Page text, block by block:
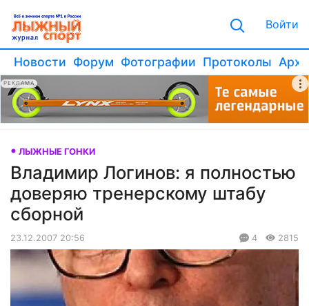
Войти
Новости Форум Фотографии Протоколы
РЕКЛАМА
ЛЫЖНЫЕ ГОНКИ
Владимир Логинов: я полностью
доверяю тренерскому штабу
сборной
23.12.2007 20:56 4 2815